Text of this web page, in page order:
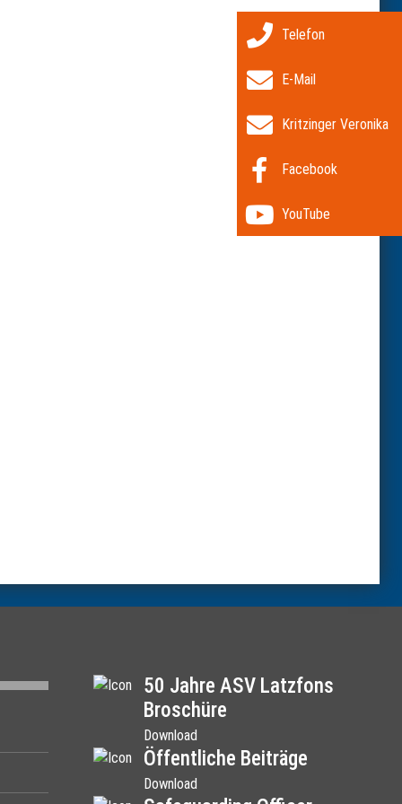
Telefon
E-Mail
Kritzinger Veronika
Facebook
YouTube
50 Jahre ASV Latzfons
Broschüre
Download
Öffentliche Beiträge
Download